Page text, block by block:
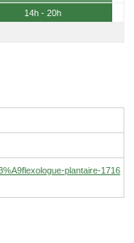
14h - 20h
plantaire-1716